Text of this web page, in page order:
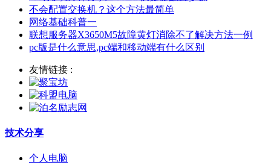
不会配置交换机？这个方法最简单
网络基础科普一
联想服务器X3650M5故障黄灯消除不了解决方法一例
pc版是什么意思,pc端和移动端有什么区别
友情链接 :
技术分享
个人电脑